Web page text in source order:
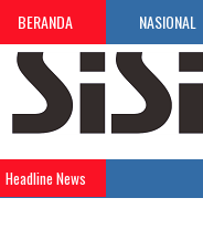
BERANDA NASIONAL
Headline News